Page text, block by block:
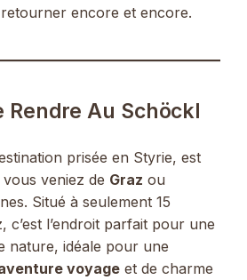
encore et encore.
Rendre Au Schöckl
prisée en Styrie, est
vous veniez de Graz ou
Situé à seulement 15
c’est l’endroit parfait pour une
nature, idéale pour une
voyage et de charme